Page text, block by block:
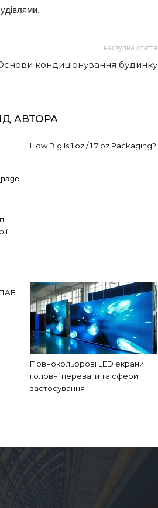
наступна стаття
кондиціонування будинку
АВТОРА
How Big Is 1 oz / 1.7 oz Packaging?
Повнокольорові LED екрани:
головні переваги та сфери
застосування